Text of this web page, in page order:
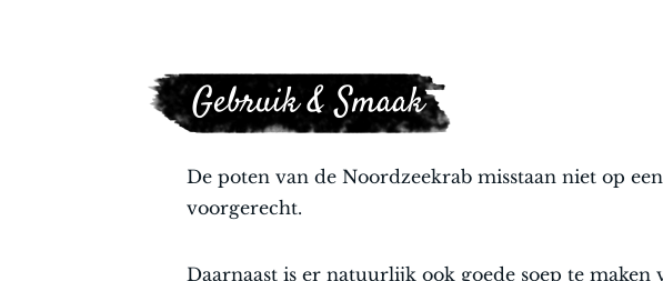
Gebruik & Smaak
De poten van de Noordzeekrab misstaan niet op
voorgerecht.
Daarnaast is er natuurlijk ook goede soep te